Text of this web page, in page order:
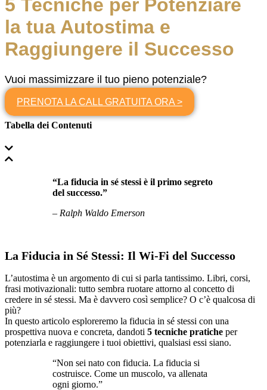
5 Tecniche per Potenziare
la tua Autostima e
Raggiungere il Successo
Vuoi massimizzare il tuo pieno potenziale?
PRENOTA LA CALL GRATUITA ORA >
Tabella dei Contenuti
“La fiducia in sé stessi è il primo segreto
del successo.”
– Ralph Waldo Emerson
La Fiducia in Sé Stessi: Il Wi-Fi del Successo
L’autostima è un argomento di cui si parla tantissimo. Libri, corsi,
frasi motivazionali: tutto sembra ruotare attorno al concetto di
credere in sé stessi. Ma è davvero così semplice? O c’è qualcosa di
più?
In questo articolo esploreremo la fiducia in sé stessi con una
prospettiva nuova e concreta, dandoti 5 tecniche pratiche per
potenziarla e raggiungere i tuoi obiettivi, qualsiasi essi siano.
“Non sei nato con fiducia. La fiducia si
costruisce. Come un muscolo, va allenata
ogni giorno.”